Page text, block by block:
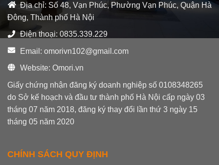
Địa chỉ: Số 48, Vạn Phúc, Phường Vạn Phúc, Quận Hà
Đông, Thành phố Hà Nội
Điện thoại: 0835.339.229
Email: omorivn102@gmail.com
Website: Omori.vn
Giấy chứng nhận đăng ký doanh nghiệp số 0108348265
do Sở kế hoạch và đầu tư thành phố Hà Nội cấp ngày 03
tháng 07 năm 2018, đăng ký thay đổi lần thứ 3 ngày 15
tháng 05 năm 2020
CHÍNH SÁCH QUY ĐỊNH